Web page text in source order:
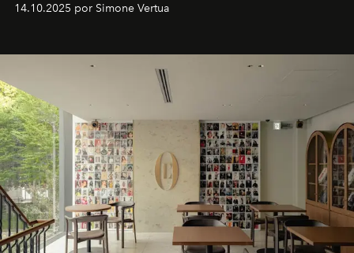
14.10.2025 por Simone Vertua